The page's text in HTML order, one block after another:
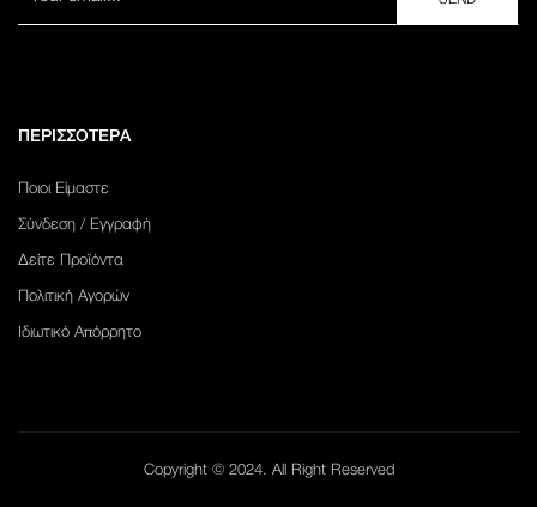
ΠΕΡΙΣΣΟΤΕΡΑ
Ποιοι Είμαστε
Σύνδεση / Εγγραφή
Δείτε Προϊόντα
Πολιτική Αγορών
Ιδιωτικό Απόρρητο
Copyright © 2024. All Right Reserved